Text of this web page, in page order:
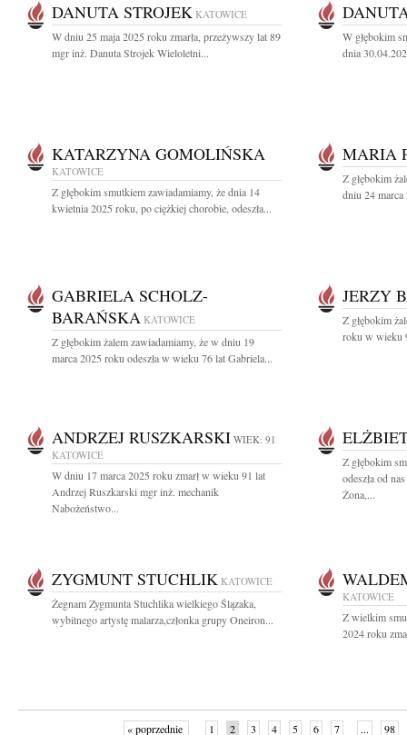
DANUTA STROJEK KATOWICE
W dniu 25 maja 2025 roku zmarła, przeżywszy lat 89
mgr inż. Danuta Strojek Wieloletni...
W głębokim
dnia
KATARZYNA GOMOLIŃSKA
KATOWICE
Z głębokim smutkiem zawiadamiamy, że dnia 14
kwietnia 2025 roku, po ciężkiej chorobie, odeszła...
MARIA
Z głębokim
dniu 24 marca
GABRIELA SCHOLZ-
BARAŃSKA KATOWICE
Z głębokim żalem zawiadamiamy, że w dniu 19
marca 2025 roku odeszła w wieku 76 lat Gabriela...
JERZY
Z głębokim
roku w wieku
ANDRZEJ RUSZKARSKI WIEK: 91
KATOWICE
W dniu 17 marca 2025 roku zmarł w wieku 91 lat
Andrzej Ruszkarski mgr inż. mechanik
Nabożeństwo...
Z głębokim
odeszła od
Żona,...
ZYGMUNT STUCHLIK KATOWICE
Żegnam Zygmunta Stuchlika wielkiego Ślązaka,
wybitnego artystę malarza,członka grupy Oneiron...
KATOWICE
Z wielkim
2024 roku
« poprzednie 1 2 3 4 5 6 7 ... 98